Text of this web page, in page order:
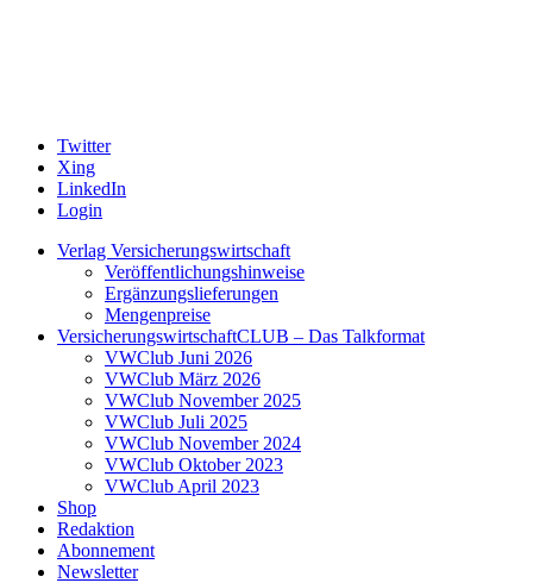
Twitter
Xing
LinkedIn
Login
Verlag Versicherungswirtschaft
Veröffentlichungshinweise
Ergänzungslieferungen
Mengenpreise
VersicherungswirtschaftCLUB – Das Talkformat
VWClub Juni 2026
VWClub März 2026
VWClub November 2025
VWClub Juli 2025
VWClub November 2024
VWClub Oktober 2023
VWClub April 2023
Shop
Redaktion
Abonnement
Newsletter